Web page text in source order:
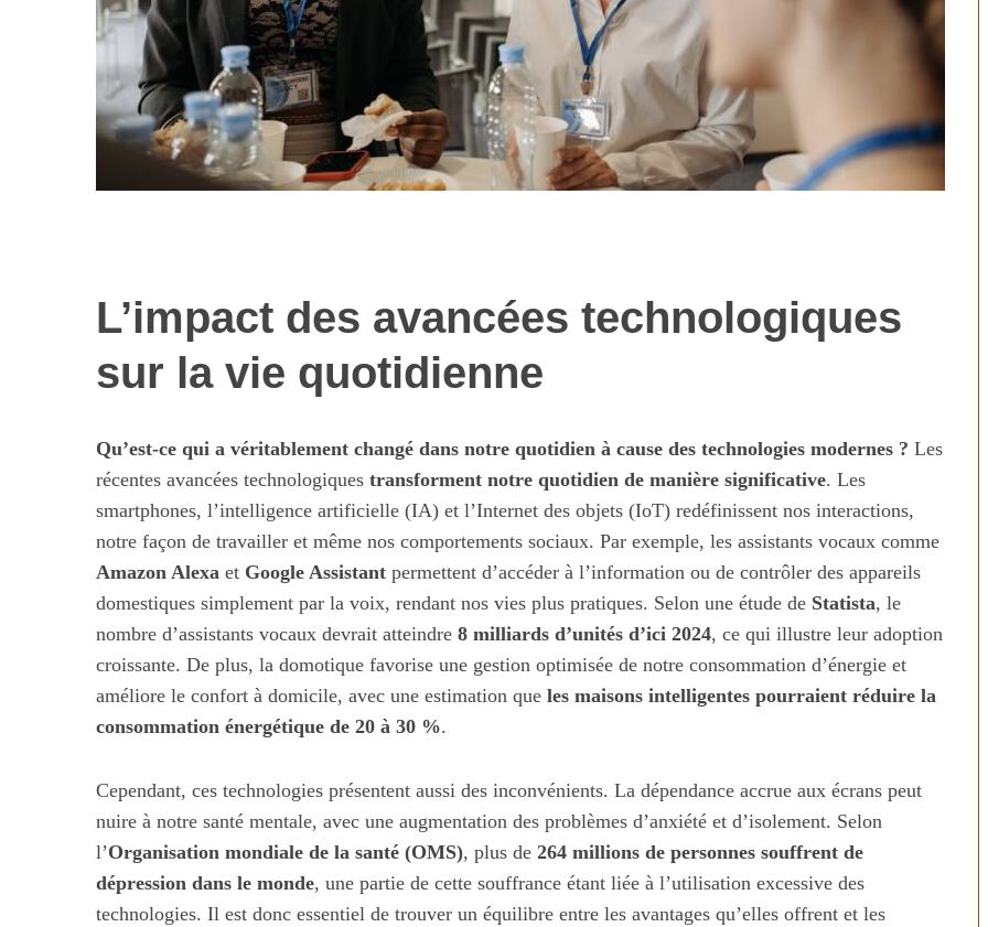
L’impact des avancées technologiques
sur la vie quotidienne
Qu’est-ce qui a véritablement changé dans notre quotidien à cause des technologies modernes ? Les
récentes avancées technologiques transforment notre quotidien de manière significative. Les
smartphones, l’intelligence artificielle (IA) et l’Internet des objets (IoT) redéfinissent nos interactions,
notre façon de travailler et même nos comportements sociaux. Par exemple, les assistants vocaux comme
Amazon Alexa et Google Assistant permettent d’accéder à l’information ou de contrôler des appareils
domestiques simplement par la voix, rendant nos vies plus pratiques. Selon une étude de Statista, le
nombre d’assistants vocaux devrait atteindre 8 milliards d’unités d’ici 2024, ce qui illustre leur adoption
croissante. De plus, la domotique favorise une gestion optimisée de notre consommation d’énergie et
améliore le confort à domicile, avec une estimation que les maisons intelligentes pourraient réduire la
consommation énergétique de 20 à 30 %.
Cependant, ces technologies présentent aussi des inconvénients. La dépendance accrue aux écrans peut
nuire à notre santé mentale, avec une augmentation des problèmes d’anxiété et d’isolement. Selon
l’Organisation mondiale de la santé (OMS), plus de 264 millions de personnes souffrent de
dépression dans le monde, une partie de cette souffrance étant liée à l’utilisation excessive des
technologies. Il est donc essentiel de trouver un équilibre entre les avantages qu’elles offrent et les
Les nouvelles technologies
illusion ?
Aliments ultra-transformés
2026 : les vrais risques pour